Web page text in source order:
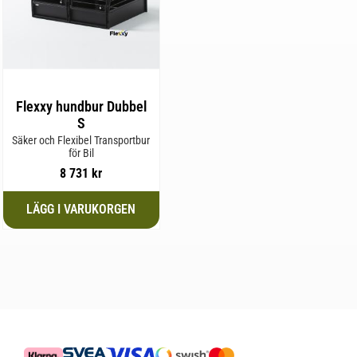
Flexxy hundbur Dubbel
S
Säker och Flexibel Transportbur
för Bil
8 731 kr